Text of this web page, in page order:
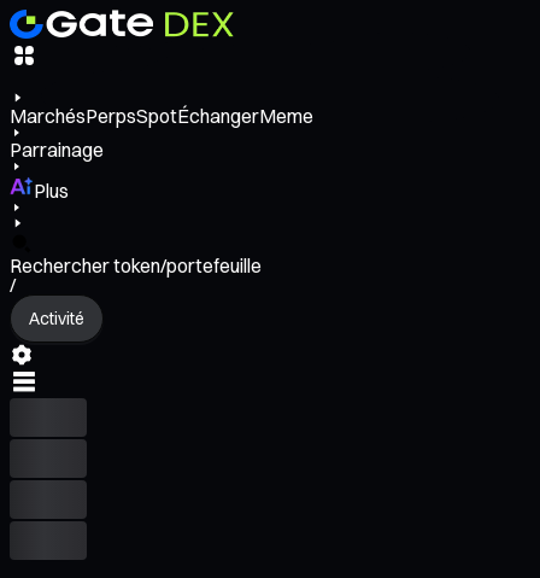
MarchésPerpsSpotÉchangerMeme
Parrainage
Plus
Rechercher token/portefeuille
/
Activité